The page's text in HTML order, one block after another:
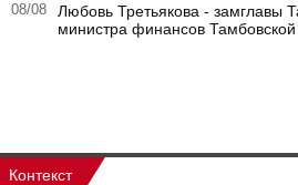
08/08
Любовь Третьякова - замглавы
министра финансов Тамбовской
Контекст